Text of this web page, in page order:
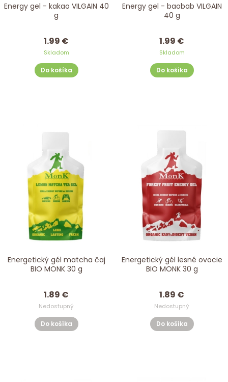
Energy gel - kakao VILGAIN 40
g
1.99 €
Skladom
Do košíka
Energy gel - baobab VILGAIN
40 g
1.99 €
Skladom
Do košíka
Energetický gél matcha čaj
BIO MONK 30 g
1.89 €
Nedostupný
Do košíka
Energetický gél lesné ovocie
BIO MONK 30 g
1.89 €
Nedostupný
Do košíka